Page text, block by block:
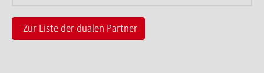
Zur Liste der dualen Partner